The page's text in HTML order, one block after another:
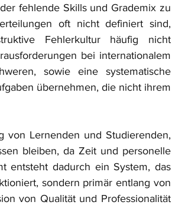
fehlende Skills und Grademix zu
oft nicht definiert sind,
Fehlerkultur häufig nicht
bei internationalem
sowie eine systematische
übernehmen, die nicht ihrem
von Lernenden und Studierenden,
bleiben, da Zeit und personelle
entsteht dadurch ein System, das
sondern primär entlang von
von Qualität und Professionalität